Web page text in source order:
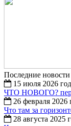
Последние новости
15 июля 2026
ЧТО НОВОГО?
26 февраля 2026
Что там за
28 августа 2025